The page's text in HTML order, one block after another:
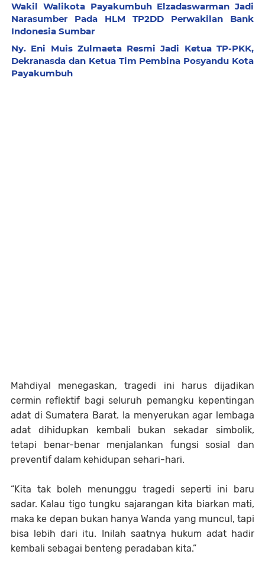
Wakil Walikota Payakumbuh Elzadaswarman Jadi
Narasumber Pada HLM TP2DD Perwakilan Bank
Indonesia Sumbar
Ny. Eni Muis Zulmaeta Resmi Jadi Ketua TP-PKK,
Dekranasda dan Ketua Tim Pembina Posyandu Kota
Payakumbuh
Mahdiyal menegaskan, tragedi ini harus dijadikan
cermin reflektif bagi seluruh pemangku kepentingan
adat di Sumatera Barat. Ia menyerukan agar lembaga
adat dihidupkan kembali bukan sekadar simbolik,
tetapi benar-benar menjalankan fungsi sosial dan
preventif dalam kehidupan sehari-hari.
“Kita tak boleh menunggu tragedi seperti ini baru
sadar. Kalau tigo tungku sajarangan kita biarkan mati,
maka ke depan bukan hanya Wanda yang muncul, tapi
bisa lebih dari itu. Inilah saatnya hukum adat hadir
kembali sebagai benteng peradaban kita.”